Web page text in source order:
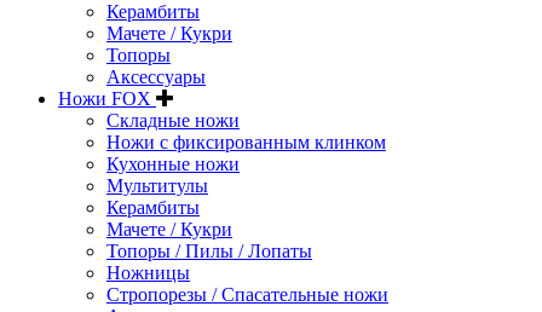
Керамбиты
Мачете / Кукри
Топоры
Аксессуары
Ножи FOX
Складные ножи
Ножи с фиксированным клинком
Кухонные ножи
Мультитулы
Керамбиты
Мачете / Кукри
Топоры / Пилы / Лопаты
Ножницы
Стропорезы / Спасательные ножи